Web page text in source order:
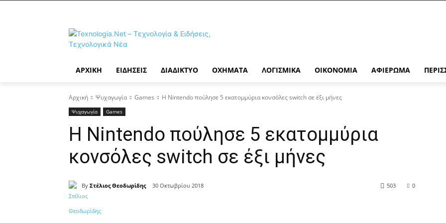
ΑΡΧΙΚΉ ΕΙΔΉΣΕΙΣ ΔΙΑΔΊΚΤΥΟ ΟΧΉΜΑΤΑ ΛΟΓΙΣΜΙΚΆ ΟΙΚΟΝΟΜΊΑ ΑΦΙΈΡΩΜΑ
Αρχική Ψυχαγωγία Games Η Nintendo πούλησε 5 εκατομμύρια κονσόλες switch σε έξι μήνες
Ψυχαγωγία Games
Η Nintendo πούλησε 5 εκατομμύρια
κονσόλες switch σε έξι μήνες
By Στέλιος Θεοδωρίδης 30 Οκτωβρίου 2018 0
503
Κοινοποίηση